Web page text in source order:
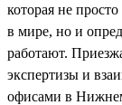
которая не
в мире, но и
работают.
экспертизы и
офисами в